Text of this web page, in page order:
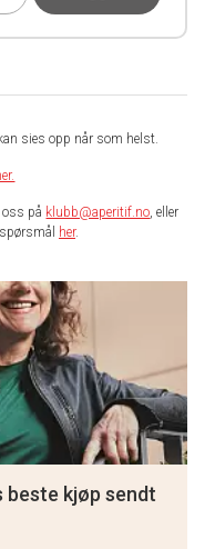
sies opp når som helst.
oss på klubb@aperitif.no, eller
her.
beste kjøp sendt